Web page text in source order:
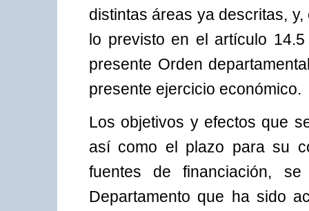
distintas áreas ya descritas,
lo previsto en el artículo
presente Orden
presente ejercicio económico.
Los objetivos y efectos que
así como el plazo para su
fuentes de financiación,
Departamento que ha sido